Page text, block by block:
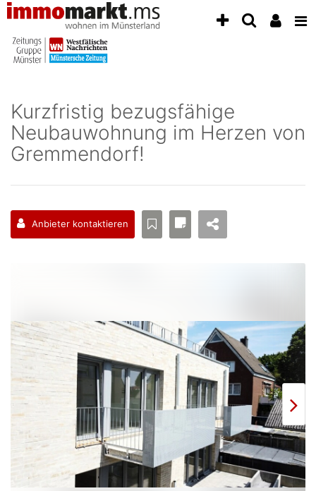
Accessibility
aktivieren
zur
zum
Inhalt
der
Anzeige
Kurzfristig bezugsfähige
Neubauwohnung im Herzen von
Gremmendorf!
Anbieter kontaktieren